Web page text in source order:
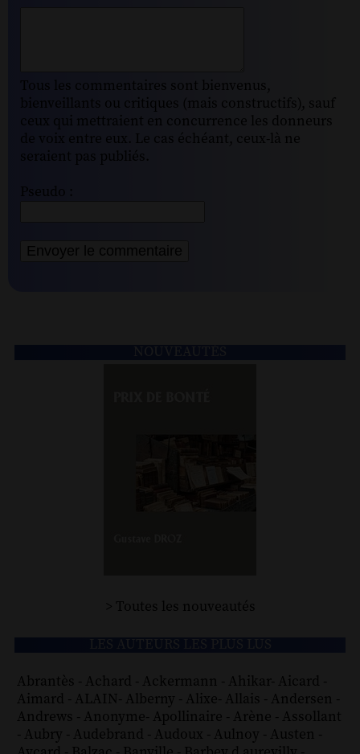
Tous les commentaires sont bienvenus,
bienveillants ou critiques (mais constructifs), sauf
ceux qui mettraient en concurrence les donneurs
de voix entre eux. Le cas échéant, ceux-là ne
seraient pas publiés.
Pseudo :
> Toutes les nouveautés
Abrantès - Achard - Ackermann - Ahikar- Aicard -
Aimard - ALAIN- Alberny - Alixe- Allais - Andersen -
Andrews - Anonyme- Apollinaire - Arène - Assollant
- Aubry - Audebrand - Audoux - Aulnoy - Austen -